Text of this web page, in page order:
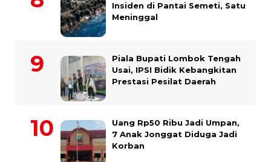
Insiden di Pantai Semeti, Satu
Meninggal
Piala Bupati Lombok Tengah
Usai, IPSI Bidik Kebangkitan
Prestasi Pesilat Daerah
Uang Rp50 Ribu Jadi Umpan,
7 Anak Jonggat Diduga Jadi
Korban